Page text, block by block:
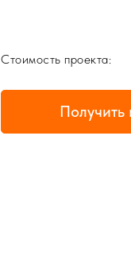
Стоимость проекта:
Получить